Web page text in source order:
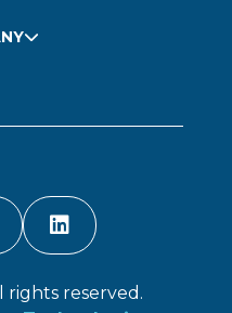
rights reserved.